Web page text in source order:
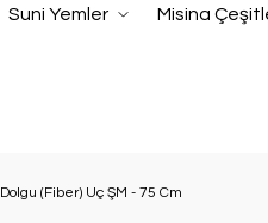
Suni Yemler Misina
Dolgu (Fiber) Uç ŞM - 75 Cm